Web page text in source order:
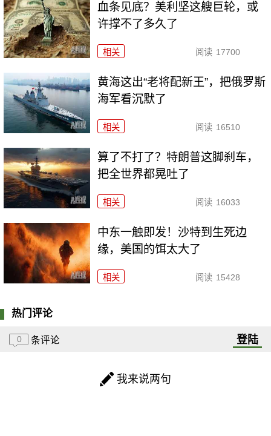
血条见底？美利坚这艘巨轮，或
许撑不了多久了
相关 阅读 17700
黄海这出“老将配新王”，把俄罗斯
海军看沉默了
相关 阅读 16510
算了不打了？特朗普这脚刹车，
把全世界都晃吐了
相关 阅读 16033
中东一触即发！沙特到生死边
缘，美国的饵太大了
相关 阅读 15428
热门评论
0 条评论 登陆
我来说两句